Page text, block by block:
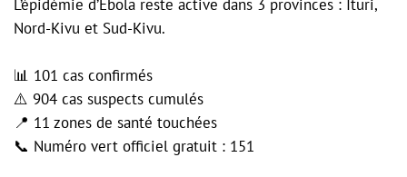
L’épidémie d’Ebola reste active dans 3 provinces : Ituri,
Nord-Kivu et Sud-Kivu.
📊 101 cas confirmés
⚠️ 904 cas suspects cumulés
📍 11 zones de santé touchées
📞 Numéro vert officiel gratuit : 151